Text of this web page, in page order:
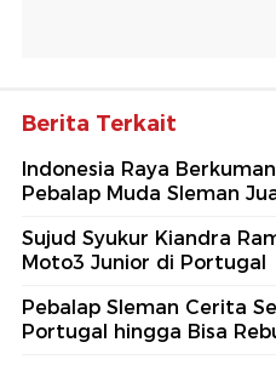
Berita Terkait
Indonesia Raya
Pebalap Muda Sleman
Sujud Syukur Kiandra
Moto3 Junior di Portugal
Pebalap Sleman Cerita
Portugal hingga Bisa